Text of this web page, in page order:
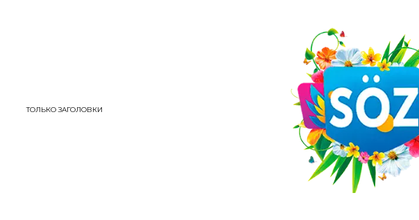
ТОЛЬКО ЗАГОЛОВКИ